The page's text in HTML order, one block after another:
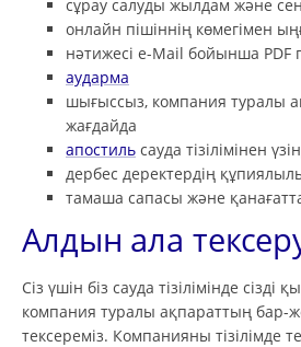
сұрау салуды жылдам және
онлайн пішіннің көмегімен
нәтижесі e-Mail бойынша PDF
аударма
шығыссыз, компания туралы
жағдайда
апостиль сауда тізілімінен
дербес деректердің
тамаша сапасы және
Алдын ала
Сіз үшін біз сауда тізілімінде сізді
компания туралы ақпараттың бар-
тексереміз. Компанияны тізілімде